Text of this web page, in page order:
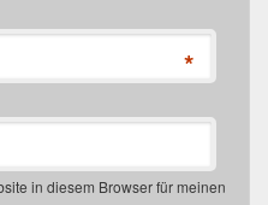
*
in diesem Browser für meinen